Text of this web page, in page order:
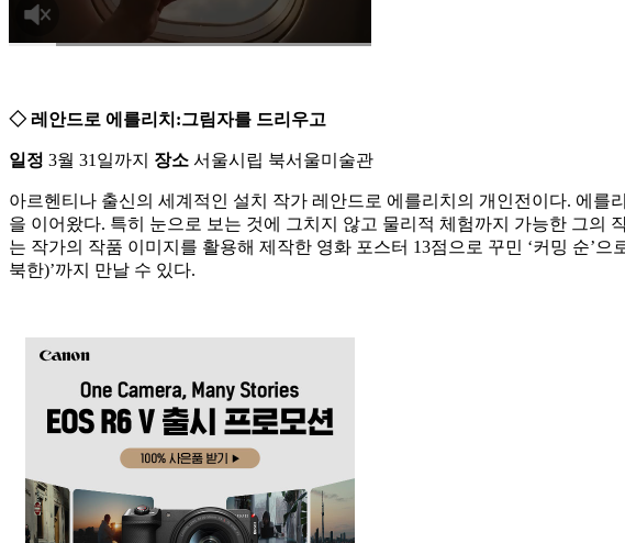
◇ 레안드로 에를리치:그림자를 드리우고
일정 3월 31일까지 장소 서울시립 북서울미술관
아르헨티나 출신의 세계적인 설치 작가 레안드로 에를리치의 개인전이다. 에
을 이어왔다. 특히 눈으로 보는 것에 그치지 않고 물리적 체험까지 가능한 그의
는 작가의 작품 이미지를 활용해 제작한 영화 포스터 13점으로 꾸민 ‘커밍 순’
북한)’까지 만날 수 있다.